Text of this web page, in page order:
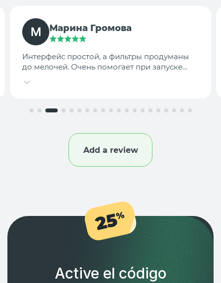
TargetLab Team
Собираем аналитику креативов по
конкурентам — теперь это занимает минуты,
Add a review
25%
Active el código